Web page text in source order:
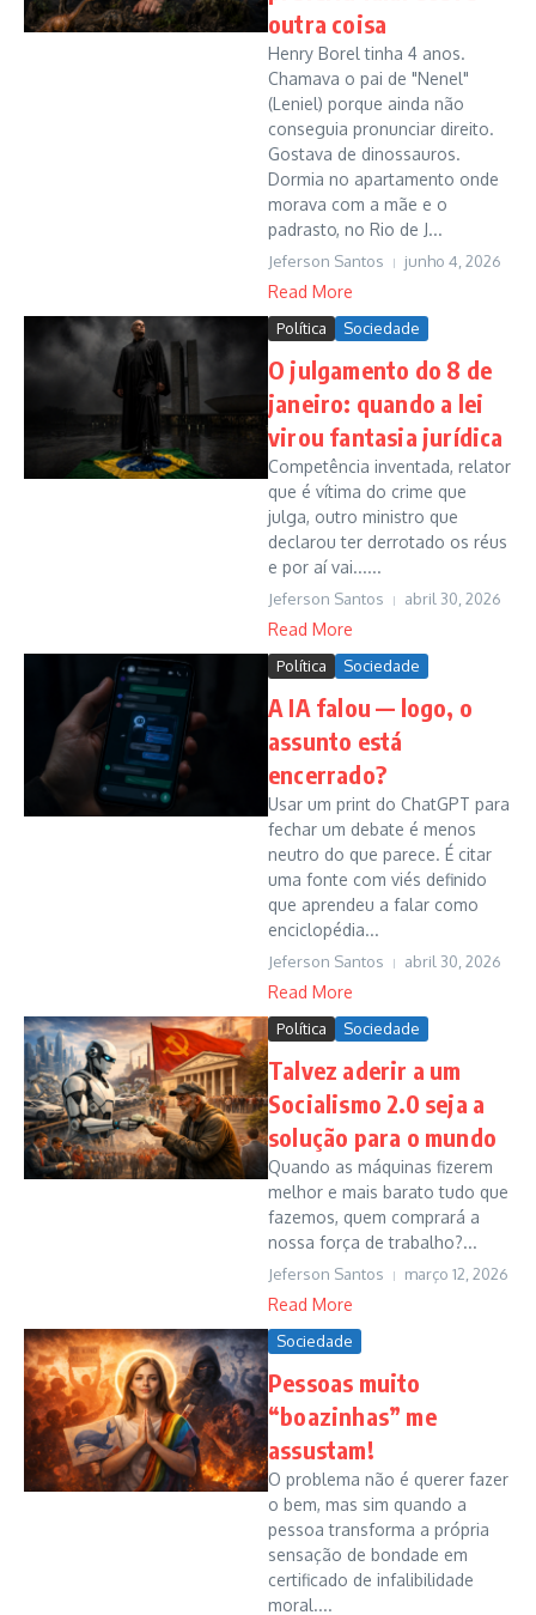
outra coisa
Henry Borel tinha 4 anos.
Chamava o pai de "Nenel"
(Leniel) porque ainda não
conseguia pronunciar direito.
Gostava de dinossauros.
Dormia no apartamento onde
morava com a mãe e o
padrasto, no Rio de J...
Jeferson Santos junho 4, 2026
Read More
Política Sociedade
O julgamento do 8 de
janeiro: quando a lei
virou fantasia jurídica
Competência inventada, relator
que é vítima do crime que
julga, outro ministro que
declarou ter derrotado os réus
e por aí vai......
Jeferson Santos abril 30, 2026
Read More
Política Sociedade
A IA falou — logo, o
assunto está
encerrado?
Usar um print do ChatGPT para
fechar um debate é menos
neutro do que parece. É citar
uma fonte com viés definido
que aprendeu a falar como
enciclopédia...
Jeferson Santos abril 30, 2026
Read More
Política Sociedade
Talvez aderir a um
Socialismo 2.0 seja a
solução para o mundo
Quando as máquinas fizerem
melhor e mais barato tudo que
fazemos, quem comprará a
nossa força de trabalho?...
Jeferson Santos março 12, 2026
Read More
Sociedade
Pessoas muito
“boazinhas” me
assustam!
O problema não é querer fazer
o bem, mas sim quando a
pessoa transforma a própria
sensação de bondade em
certificado de infalibilidade
moral....